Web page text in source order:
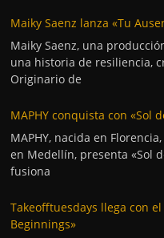
Maiky Saenz lanza «Tu
Maiky Saenz, una
una historia de resiliencia,
Originario de
MAPHY conquista con «Sol
MAPHY, nacida en
en Medellín, presenta «Sol
fusiona
Takeofftuesdays llega con
Beginnings»